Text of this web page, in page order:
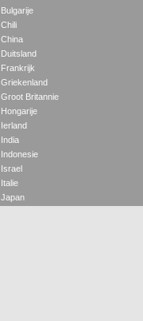
Bulgarije
Chili
China
Duitsland
Frankrijk
Griekenland
Groot Britannie
Hongarije
Ierland
India
Indonesie
Israel
Italie
Japan